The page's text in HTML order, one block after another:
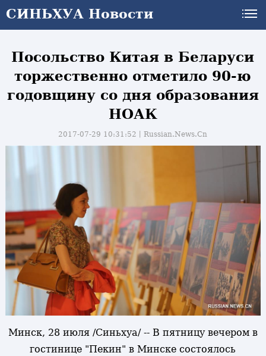
СИНЬХУА Новости
Посольство Китая в Беларуси
торжественно отметило 90-ю
годовщину со дня образования
НОАК
2017-07-29 10:31:52丨Russian.News.Cn
Минск, 28 июля /Синьхуа/ -- В пятницу вечером в
гостинице "Пекин" в Минске состоялось